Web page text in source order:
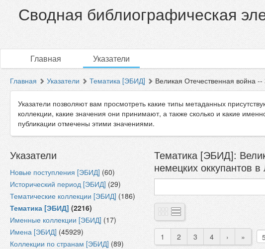
Сводная библиографическая
Главная Указатели
Главная Указатели Тематика [ЭБИД] Великая Отечественная война --
Указатели позволяют вам просмотреть какие типы метаданных
коллекции, какие значения они принимают, а также сколько и какие
публикации отмечены этими значениями.
Указатели
Новые поступления [ЭБИД] (60)
Исторический период [ЭБИД] (29)
Тематические коллекции [ЭБИД] (186)
Тематика [ЭБИД] (2216)
Именные коллекции [ЭБИД] (17)
Имена [ЭБИД] (45929)
Коллекции по странам [ЭБИД] (89)
Тематика [ЭБИД]:
немецких оккупантов
1 2 3 4 › »